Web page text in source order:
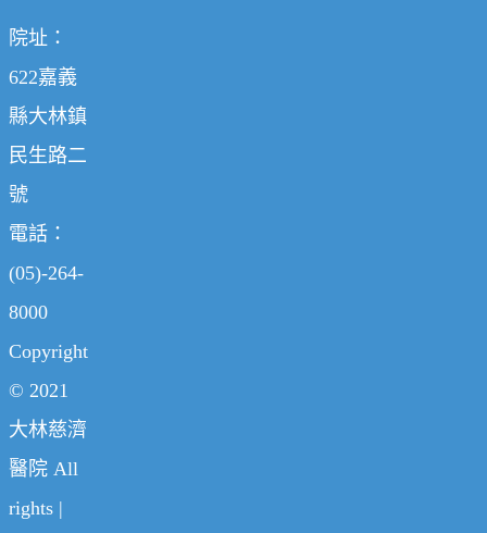
院址：
622嘉義
縣大林鎮
民生路二
號
電話：
(05)-264-
8000
Copyright
© 2021
大林慈濟
醫院 All
rights |